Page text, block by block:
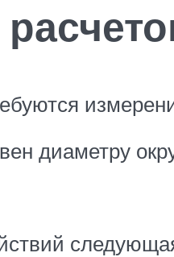
диаметру